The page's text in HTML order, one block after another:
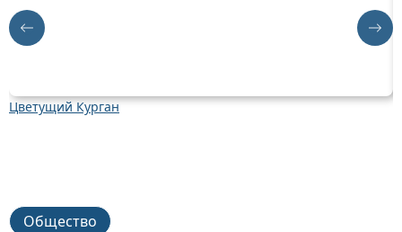
Цветущий Курган
Общество